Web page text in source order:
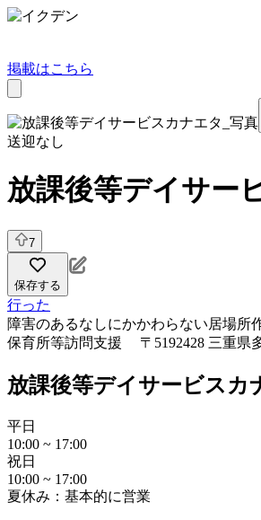
掲載はこちら
送迎なし
放課後等デイサー
7
保存する
行った
障害のあるなしにかかわらない居場所
保育所等訪問支援 〒5192428 三重県
放課後等デイサービスカ
平日
10:00 ~ 17:00
祝日
10:00 ~ 17:00
夏休み：基本的に営業